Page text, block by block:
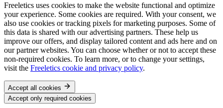
Freeletics uses cookies to make the website functional and optimize
your experience. Some cookies are required. With your consent, we
also use cookies or tracking pixels for marketing purposes. Some of
this data is shared with our advertising partners. These help us
improve our offers, and display tailored content and ads here and on
our partner websites. You can choose whether or not to accept these
non-required cookies. To learn more, or to change your settings,
visit the Freeletics cookie and privacy policy.
Accept all cookies
Accept only required cookies